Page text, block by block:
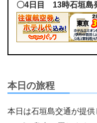
〇4日目 13時石垣島
本日の旅程
本日は石垣島交通が提